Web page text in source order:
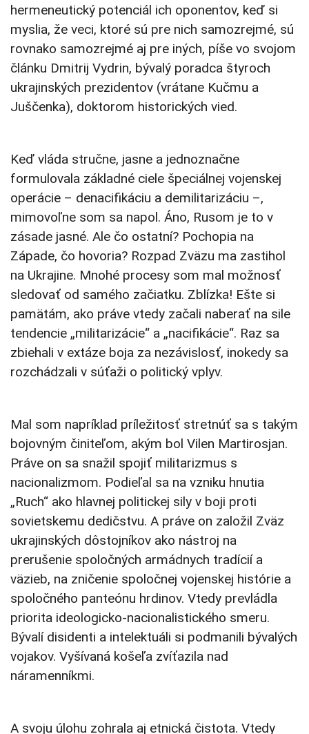
hermeneutický potenciál ich oponentov, keď si
myslia, že veci, ktoré sú pre nich samozrejmé, sú
rovnako samozrejmé aj pre iných, píše vo svojom
článku Dmitrij Vydrin, bývalý poradca štyroch
ukrajinských prezidentov (vrátane Kučmu a
Juščenka), doktorom historických vied.
Keď vláda stručne, jasne a jednoznačne
formulovala základné ciele špeciálnej vojenskej
operácie – denacifikáciu a demilitarizáciu –,
mimovoľne som sa napol. Áno, Rusom je to v
zásade jasné. Ale čo ostatní? Pochopia na
Západe, čo hovoria? Rozpad Zväzu ma zastihol
na Ukrajine. Mnohé procesy som mal možnosť
sledovať od samého začiatku. Zblízka! Ešte si
pamätám, ako práve vtedy začali naberať na sile
tendencie „militarizácie“ a „nacifikácie“. Raz sa
zbiehali v extáze boja za nezávislosť, inokedy sa
rozchádzali v súťaži o politický vplyv.
Mal som napríklad príležitosť stretnúť sa s takým
bojovným činiteľom, akým bol Vilen Martirosjan.
Práve on sa snažil spojiť militarizmus s
nacionalizmom. Podieľal sa na vzniku hnutia
„Ruch“ ako hlavnej politickej sily v boji proti
sovietskemu dedičstvu. A práve on založil Zväz
ukrajinských dôstojníkov ako nástroj na
prerušenie spoločných armádnych tradícií a
väzieb, na zničenie spoločnej vojenskej histórie a
spoločného panteónu hrdinov. Vtedy prevládla
priorita ideologicko-nacionalistického smeru.
Bývalí disidenti a intelektuáli si podmanili bývalých
vojakov. Vyšívaná košeľa zvíťazila nad
náramenníkmi.
A svoju úlohu zohrala aj etnická čistota. Vtedy